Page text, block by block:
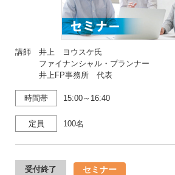
講師 井上 ヨウスケ氏
ファイナンシャル・プランナー
井上FP事務所 代表
時間帯 15:00～16:40
定員 100名
受付終了 セミナー